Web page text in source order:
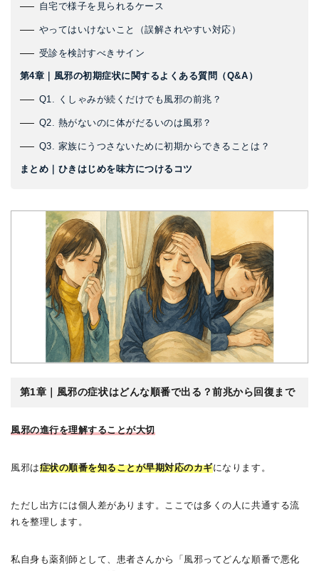
自宅で様子を見られるケース
やってはいけないこと（誤解されやすい対応）
受診を検討すべきサイン
第4章｜風邪の初期症状に関するよくある質問（Q&A）
Q1. くしゃみが続くだけでも風邪の前兆？
Q2. 熱がないのに体がだるいのは風邪？
Q3. 家族にうつさないために初期からできることは？
まとめ｜ひきはじめを味方につけるコツ
第1章｜風邪の症状はどんな順番で出る？前兆から回復まで
風邪の進行を理解することが大切
風邪は症状の順番を知ることが早期対応のカギになります。
ただし出方には個人差があります。ここでは多くの人に共通する流
れを整理します。
私自身も薬剤師として、患者さんから「風邪ってどんな順番で悪化